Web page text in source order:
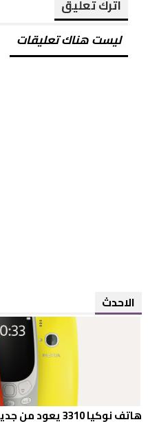
اترك تعليق
ليست هناك تعليقات
الاحدث
هاتف نوكيا 3310 يعود من جديد وبألوان ومواصفات جديدة